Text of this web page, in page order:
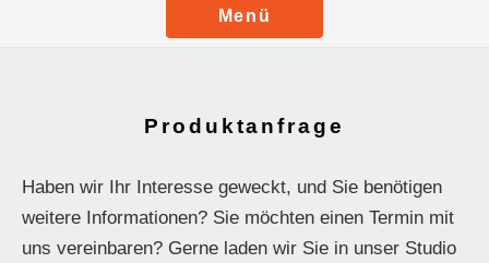
Menü
Produktanfrage
Haben wir Ihr Interesse geweckt, und Sie benötigen
weitere Informationen? Sie möchten einen Termin mit
uns vereinbaren? Gerne laden wir Sie in unser Studio